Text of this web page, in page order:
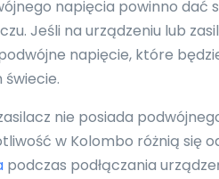
napięcia powinno dać
Jeśli na urządzeniu lub
napięcie, które
świecie.
nie posiada
w Kolombo różnią się
podczas podłączania